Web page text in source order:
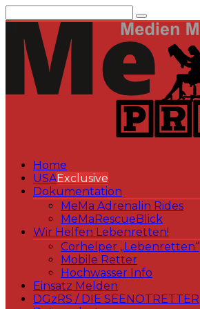
Inhalt
springen
Home
USAExclusive
Dokumentation
MeMa Adrenalin Rides
MeMaRescueBlick
Wir Helfen Lebenretten!
Corhelper „Lebenretten“
Mobile Retter
Hochwasser Info
Einsatz Melden
DGzRS / DIE SEENOTRETTER